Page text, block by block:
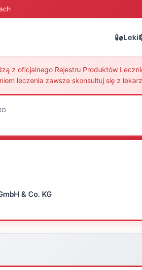
Leki
z oficjalnego Rejestru Produktów
leczenia zawsze skonsultuj się z
& Co. KG